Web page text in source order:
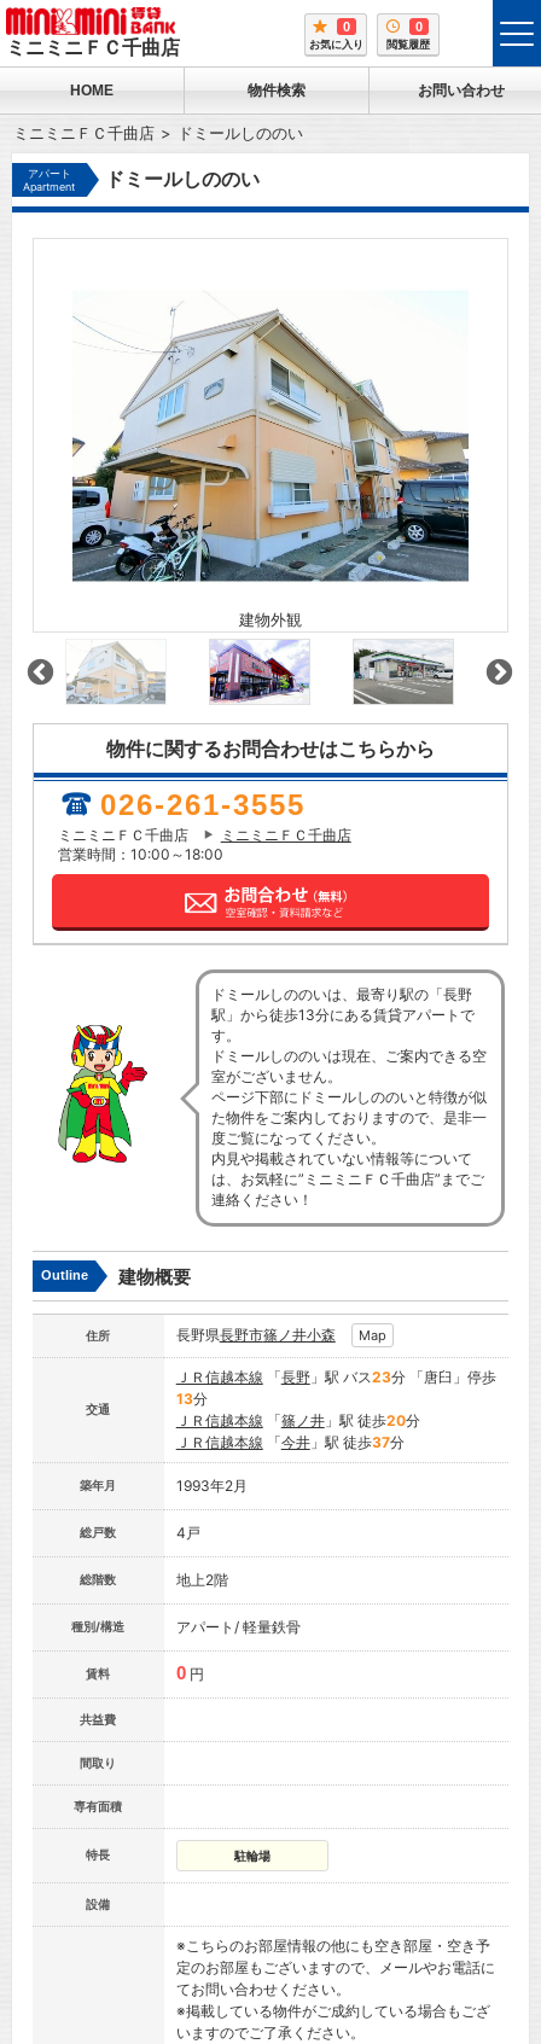
ミニミニＦＣ千曲店
0
お気に入り
0
閲覧履歴
HOME 物件検索 お問い合わせ
ミニミニＦＣ千曲店 ドミールしののい
アパート
Apartment
ドミールしののい
建物外観
物件に関するお問合わせはこちらから
026-261-3555
ミニミニＦＣ千曲店
ミニミニＦＣ千曲店
営業時間：10:00～18:00
ドミールしののいは、最寄り駅の「長野
駅」から徒歩13分にある賃貸アパートで
す。
ドミールしののいは現在、ご案内できる空
室がございません。
ページ下部にドミールしののいと特徴が似
た物件をご案内しておりますので、是非一
度ご覧になってください。
内見や掲載されていない情報等について
は、お気軽に”ミニミニＦＣ千曲店”までご
連絡ください！
Outline 建物概要
住所 長野県長野市篠ノ井小森 Map
交通
ＪＲ信越本線 「長野」駅 バス23分 「唐臼」停歩
13分
ＪＲ信越本線 「篠ノ井」駅 徒歩20分
ＪＲ信越本線 「今井」駅 徒歩37分
築年月 1993年2月
総戸数 4戸
総階数 地上2階
種別/構造 アパート/ 軽量鉄骨
賃料 0 円
共益費
間取り
専有面積
特長 駐輪場
設備
※こちらのお部屋情報の他にも空き部屋・空き予
定のお部屋もございますので、メールやお電話に
てお問い合わせください。
※掲載している物件がご成約している場合もござ
いますのでご了承ください。